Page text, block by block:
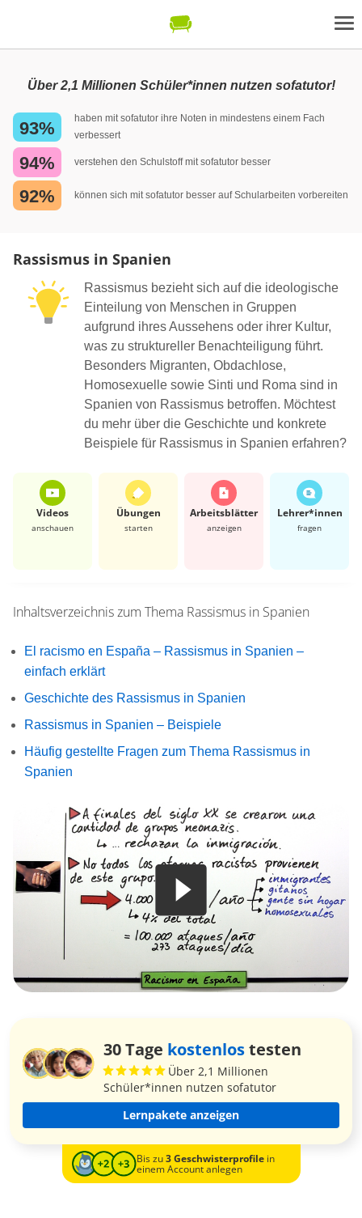
Über 2,1 Millionen Schüler*innen nutzen sofatutor!
93%
haben mit sofatutor ihre Noten in mindestens einem Fach
verbessert
94% verstehen den Schulstoff mit sofatutor besser
92% können sich mit sofatutor besser auf Schularbeiten vorbereiten
Rassismus in Spanien
Rassismus bezieht sich auf die ideologische
Einteilung von Menschen in Gruppen
aufgrund ihres Aussehens oder ihrer Kultur,
was zu struktureller Benachteiligung führt.
Besonders Migranten, Obdachlose,
Homosexuelle sowie Sinti und Roma sind in
Spanien von Rassismus betroffen. Möchtest
du mehr über die Geschichte und konkrete
Beispiele für Rassismus in Spanien erfahren?
Videos
anschauen
Übungen
starten
Arbeits­blätter
anzeigen
Lehrer*​innen
fragen
Inhaltsverzeichnis zum Thema Rassismus in Spanien
El racismo en España – Rassismus in Spanien –
einfach erklärt
Geschichte des Rassismus in Spanien
Rassismus in Spanien – Beispiele
Häufig gestellte Fragen zum Thema Rassismus in
Spanien
30 Tage kostenlostesten
Über 2,1 Millionen
Schüler*innen nutzen sofatutor
Lernpakete anzeigen
Bis zu3 Geschwisterprofilein
einem Account anlegen